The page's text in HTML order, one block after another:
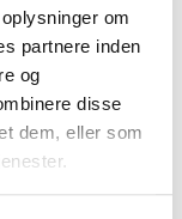
om
partnere inden
og
disse
dem, eller som
blå studenterfest
brag. Så er dette
flag lige
er brug for fest og